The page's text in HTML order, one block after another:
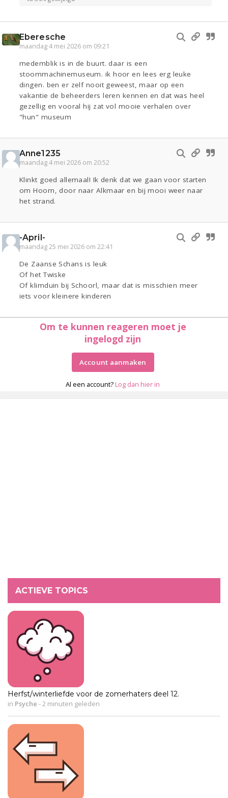
Eberesche
maandag 4 mei 2026 om 09:21
medemblik is in de buurt. daar is een
stoommachinemuseum. ik hoor en lees erg leuke
dingen. ben er zelf nooit geweest, maar op een
vakantie de beheerders leren kennen en dat was heel
gezellig en vooral hij zat vol mooie verhalen over
"hun" museum
Anne1235
maandag 4 mei 2026 om 20:52
Klinkt goed allemaal! Ik denk dat we gaan voor starten
om Hoorn, door naar Alkmaar en bij mooi weer naar
het strand.
-April-
maandag 25 mei 2026 om 22:41
De Zaanse Schans is leuk
Of het Twiske
Of klimduin bij Schoorl, maar dat is misschien meer
iets voor kleinere kinderen
Om te kunnen reageren moet je
ingelogd zijn
Account aanmaken
Al een account? Log dan hier in
ACTIEVE TOPICS
Herfst/winterliefde voor de zomerhaters deel 12.
in Psyche -2 minuten geleden